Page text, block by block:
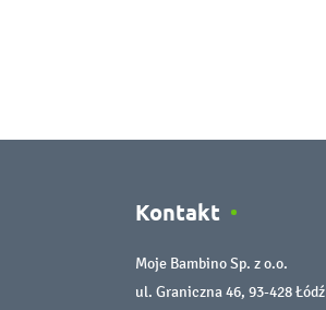
Kontakt
Moje Bambino Sp. z o.o.
ul. Graniczna 46, 93-428 Łódź